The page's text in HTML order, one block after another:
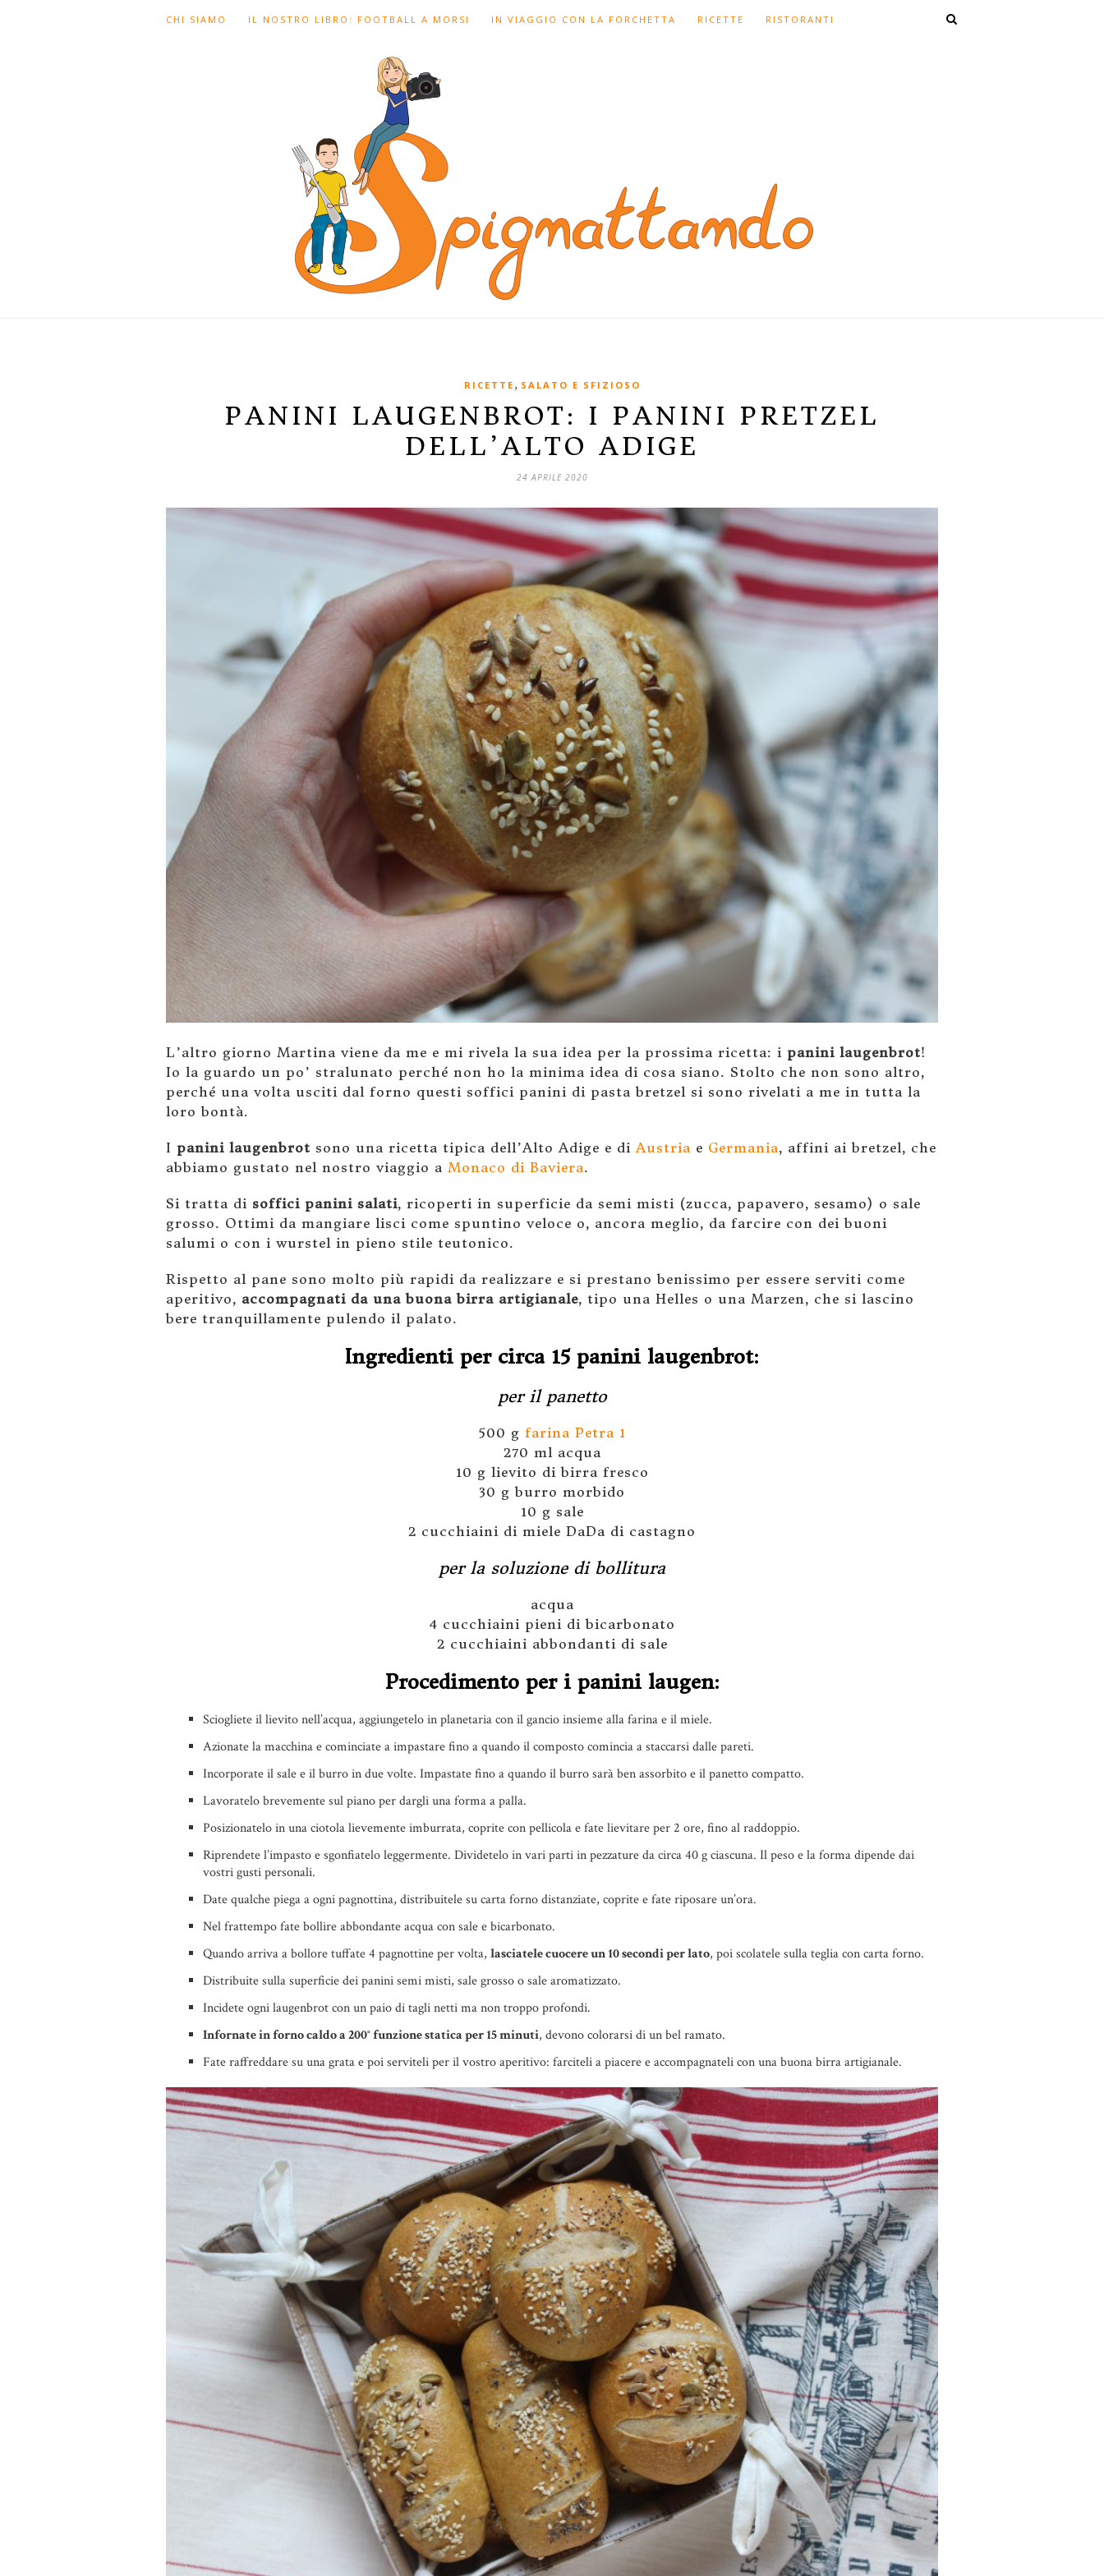
CHI SIAMO IL NOSTRO LIBRO: FOOTBALL A MORSI IN VIAGGIO CON LA FORCHETTA RICETTE RISTORANTI
RICETTE , SALATO E SFIZIOSO
PANINI LAUGENBROT: I PANINI PRETZEL
DELL’ALTO ADIGE
24 APRILE 2020
L’altro giorno Martina viene da me e mi rivela la sua idea per la prossima ricetta: i panini laugenbrot!
Io la guardo un po’ stralunato perché non ho la minima idea di cosa siano. Stolto che non sono altro,
perché una volta usciti dal forno questi soffici panini di pasta bretzel si sono rivelati a me in tutta la
loro bontà.
I panini laugenbrot sono una ricetta tipica dell’Alto Adige e diAustria e Germania, affini ai bretzel, che
abbiamo gustato nel nostro viaggio a Monaco di Baviera.
Si tratta di soffici panini salati, ricoperti in superficie da semi misti (zucca, papavero, sesamo) o sale
grosso. Ottimi da mangiare lisci come spuntino veloce o, ancora meglio, da farcire con dei buoni
salumi o con i wurstel in pieno stile teutonico.
Rispetto al pane sono molto più rapidi da realizzare e si prestano benissimo per essere serviti come
aperitivo, accompagnati da una buona birra artigianale, tipo una Helles o una Marzen, che si lascino
bere tranquillamente pulendo il palato.
Ingredienti per circa 15 panini laugenbrot:
per il panetto
500 g farina Petra 1
270 ml acqua
10 g lievito di birra fresco
30 g burro morbido
10 g sale
2 cucchiaini di miele DaDa di castagno
per la soluzione di bollitura
acqua
4 cucchiaini pieni di bicarbonato
2 cucchiaini abbondanti di sale
Procedimento per i panini laugen:
Sciogliete il lievito nell’acqua, aggiungetelo in planetaria con il gancio insieme alla farina e il miele.
Azionate la macchina e cominciate a impastare fino a quando il composto comincia a staccarsi dalle pareti.
Incorporate il sale e il burro in due volte. Impastate fino a quando il burro sarà ben assorbito e il panetto compatto.
Lavoratelo brevemente sul piano per dargli una forma a palla.
Posizionatelo in una ciotola lievemente imburrata, coprite con pellicola e fate lievitare per 2 ore, fino al raddoppio.
Riprendete l’impasto e sgonfiatelo leggermente. Dividetelo in vari parti in pezzature da circa 40 g ciascuna. Il peso e la forma dipende dai
vostri gusti personali.
Date qualche piega a ogni pagnottina, distribuitele su carta forno distanziate, coprite e fate riposare un’ora.
Nel frattempo fate bollire abbondante acqua con sale e bicarbonato.
Quando arriva a bollore tuffate 4 pagnottine per volta, lasciatele cuocere un 10 secondi per lato, poi scolatele sulla teglia con carta forno.
Distribuite sulla superficie dei panini semi misti, sale grosso o sale aromatizzato.
Incidete ogni laugenbrot con un paio di tagli netti ma non troppo profondi.
Infornate in forno caldo a 200° funzione statica per 15 minuti, devono colorarsi di un bel ramato.
Fate raffreddare su una grata e poi serviteli per il vostro aperitivo: farciteli a piacere e accompagnateli con una buona birra artigianale.